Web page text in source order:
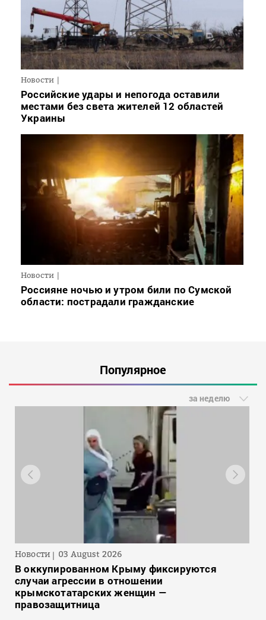
Новости
Российские удары и непогода оставили
местами без света жителей 12 областей
Украины
Новости
Россияне ночью и утром били по Сумской
области: пострадали гражданские
Популярное
за неделю
Новости 03 August 2026
В оккупированном Крыму фиксируются
случаи агрессии в отношении
крымскотатарских женщин —
правозащитница